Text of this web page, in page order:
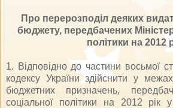
Про перерозподіл деяких
бюджету, передбачених
політики на 2012
1. Відповідно до частини восьмої
кодексу України здійснити у
бюджетних призначень,
соціальної політики на 2012 рік